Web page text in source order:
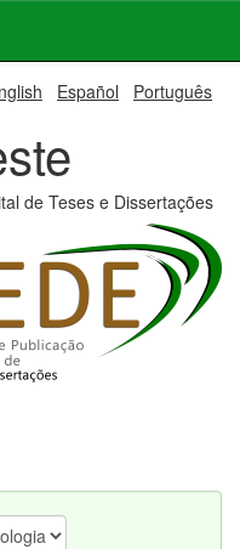
Español Português
de Teses e Dissertações